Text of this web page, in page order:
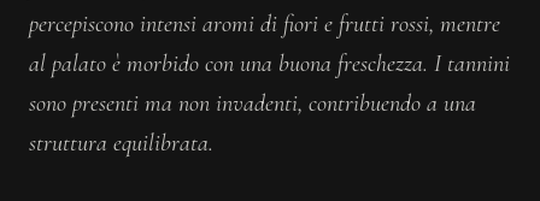
percepiscono intensi aromi di fiori e frutti rossi, mentre
al palato è morbido con una buona freschezza. I tannini
sono presenti ma non invadenti, contribuendo a una
struttura equilibrata.